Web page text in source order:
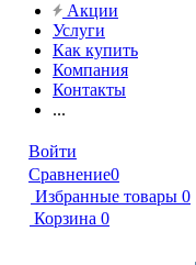
Акции
Услуги
Как купить
Компания
Контакты
...
Войти
Сравнение0
Избранные товары 0
Корзина 0